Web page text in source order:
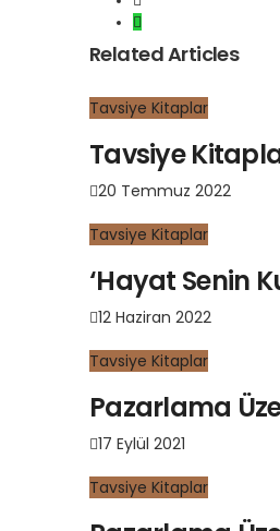
Related Articles
Tavsiye Kitaplar
Tavsiye
20 Temmuz 2022
Tavsiye Kitaplar
‘Hayat Senin
12 Haziran 2022
Tavsiye Kitaplar
Pazarlama
17 Eylül 2021
Tavsiye Kitaplar